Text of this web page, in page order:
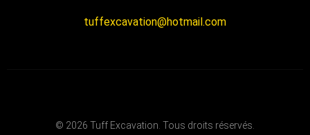
tuffexcavation@hotmail.com
© 2026 Tuff Excavation. Tous droits réservés.